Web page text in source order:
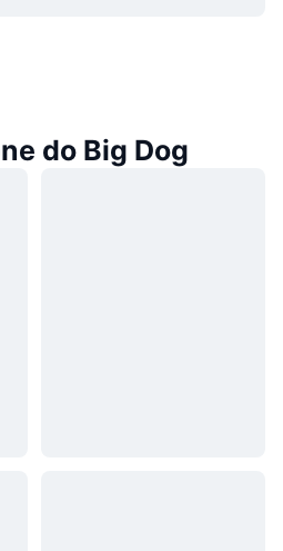
do Big Dog